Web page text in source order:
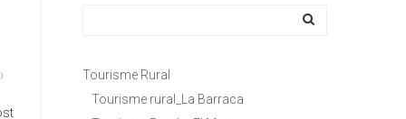
Tourisme Rural
Tourisme rural_La Barraca